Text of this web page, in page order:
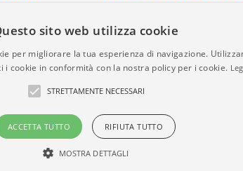
pubblicati da agenzie immobiliari e
della completezza, della
sito web utilizza cookie
per migliorare la tua esperienza di navigazione.
i cookie in conformità con la nostra policy per i cookie.
STRETTAMENTE NECESSARI
ACCETTA TUTTO RIFIUTA TUTTO
MOSTRA DETTAGLI